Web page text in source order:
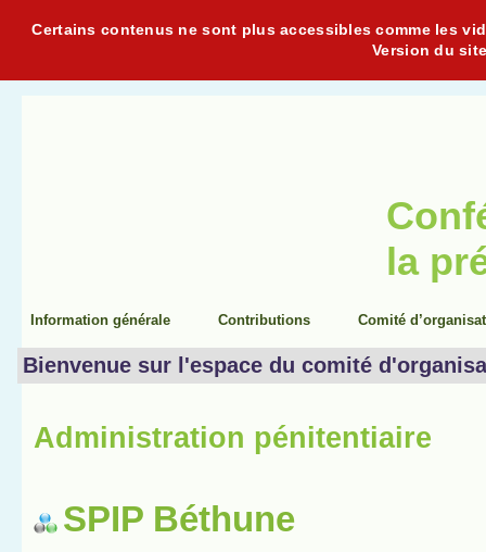
Certains contenus ne sont plus accessibles comme les
Version du
la
Information générale Contributions Comité
Bienvenue sur l'espace du comité
Administration pénitentiaire
SPIP Béthune